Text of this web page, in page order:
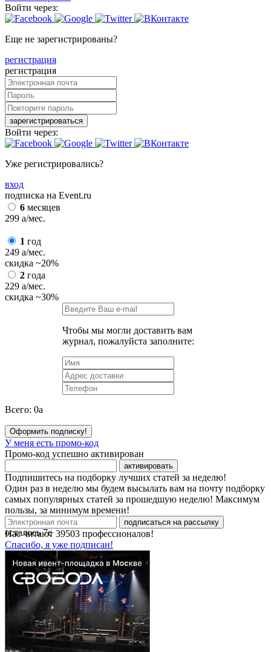
Войти через:
Еще не зарегистрированы?
регистрация
регистрация
зарегистрироваться
Войти через:
Уже регистрировались?
вход
подписка на Event.ru
6 месяцев
299 a/мес.
1 год
249 a/мес.
скидка ~20%
2 года
229 a/мес.
скидка ~30%
Чтобы мы могли доставить вам
журнал, пожалуйста заполните:
Всего: 0a
Оформить подписку!
У меня есть промо-код
Промо-код успешно активирован
активировать
Подпишитесь на подборку лучших статей за неделю!
Один раз в неделю мы будем высылать вам на почту подборку
самых популярных статей за прошедшую неделю! Максимум
пользы, за минимум времени!
подписаться на рассылку
Нас читают 39503 профессионалов!
Спасибо, я уже подписан!
осталось7с